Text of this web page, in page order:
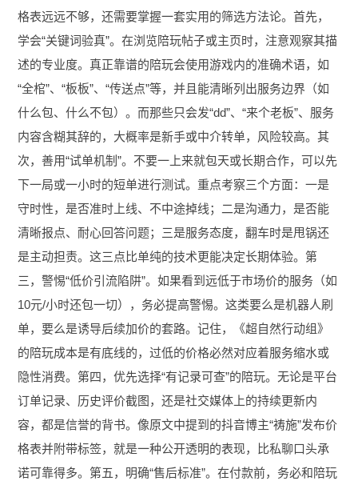
格表远远不够，还需要掌握一套实用的筛选方法论。首先，
学会“关键词验真”。在浏览陪玩帖子或主页时，注意观察其描
述的专业度。真正靠谱的陪玩会使用游戏内的准确术语，如
“全棺”、“板板”、“传送点”等，并且能清晰列出服务边界（如
什么包、什么不包）。而那些只会发“dd”、“来个老板”、服务
内容含糊其辞的，大概率是新手或中介转单，风险较高。其
次，善用“试单机制”。不要一上来就包天或长期合作，可以先
下一局或一小时的短单进行测试。重点考察三个方面：一是
守时性，是否准时上线、不中途掉线；二是沟通力，是否能
清晰报点、耐心回答问题；三是服务态度，翻车时是甩锅还
是主动担责。这三点比单纯的技术更能决定长期体验。第
三，警惕“低价引流陷阱”。如果看到远低于市场价的服务（如
10元/小时还包一切），务必提高警惕。这类要么是机器人刷
单，要么是诱导后续加价的套路。记住，《超自然行动组》
的陪玩成本是有底线的，过低的价格必然对应着服务缩水或
隐性消费。第四，优先选择“有记录可查”的陪玩。无论是平台
订单记录、历史评价截图，还是社交媒体上的持续更新内
容，都是信誉的背书。像原文中提到的抖音博主“祷施”发布价
格表并附带标签，就是一种公开透明的表现，比私聊口头承
诺可靠得多。第五，明确“售后标准”。在付款前，务必和陪玩